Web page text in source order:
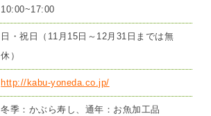
10:00~17:00
日・祝日（11月15日～12月31日までは無
休）
http://kabu-yoneda.co.jp/
冬季：かぶら寿し、通年：お魚加工品